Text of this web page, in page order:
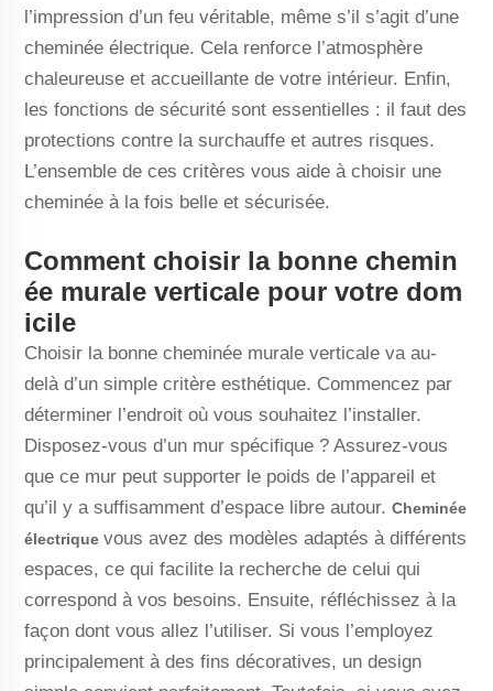
l’impression d’un feu véritable, même s’il s’agit d’une
cheminée électrique. Cela renforce l’atmosphère
chaleureuse et accueillante de votre intérieur. Enfin,
les fonctions de sécurité sont essentielles : il faut des
protections contre la surchauffe et autres risques.
L’ensemble de ces critères vous aide à choisir une
cheminée à la fois belle et sécurisée.
Comment choisir la bonne chemin
ée murale verticale pour votre dom
icile
Choisir la bonne cheminée murale verticale va au-
delà d’un simple critère esthétique. Commencez par
déterminer l’endroit où vous souhaitez l’installer.
Disposez-vous d’un mur spécifique ? Assurez-vous
que ce mur peut supporter le poids de l’appareil et
qu’il y a suffisamment d’espace libre autour. Cheminée
électrique vous avez des modèles adaptés à différents
espaces, ce qui facilite la recherche de celui qui
correspond à vos besoins. Ensuite, réfléchissez à la
façon dont vous allez l’utiliser. Si vous l’employez
principalement à des fins décoratives, un design